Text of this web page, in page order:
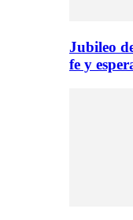
Jubileo
fe y